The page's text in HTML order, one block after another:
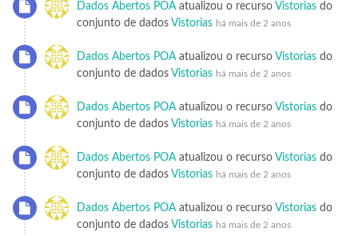
Dados Abertos POAatualizou o recurso Vistorias do
conjunto de dados Vistorias há mais de 2 anos
Dados Abertos POAatualizou o recurso Vistorias do
conjunto de dados Vistorias há mais de 2 anos
Dados Abertos POAatualizou o recurso Vistorias do
conjunto de dados Vistorias há mais de 2 anos
Dados Abertos POAatualizou o recurso Vistorias do
conjunto de dados Vistorias há mais de 2 anos
Dados Abertos POAatualizou o recurso Vistorias do
conjunto de dados Vistorias há mais de 2 anos